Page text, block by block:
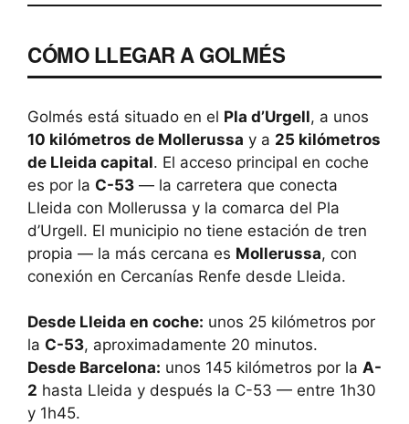
CÓMO LLEGAR A GOLMÉS
Golmés está situado en el Pla d’Urgell, a unos
10 kilómetros de Mollerussa y a 25 kilómetros
de Lleida capital. El acceso principal en coche
es por la C-53 — la carretera que conecta
Lleida con Mollerussa y la comarca del Pla
d’Urgell. El municipio no tiene estación de tren
propia — la más cercana es Mollerussa, con
conexión en Cercanías Renfe desde Lleida.
Desde Lleida en coche: unos 25 kilómetros por
la C-53, aproximadamente 20 minutos.
Desde Barcelona: unos 145 kilómetros por la A-
2 hasta Lleida y después la C-53 — entre 1h30
y 1h45.